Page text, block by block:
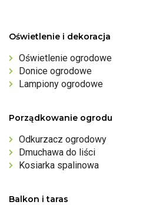
Oświetlenie i dekoracja
Oświetlenie ogrodowe
Donice ogrodowe
Lampiony ogrodowe
Porządkowanie ogrodu
Odkurzacz ogrodowy
Dmuchawa do liści
Kosiarka spalinowa
Balkon i taras